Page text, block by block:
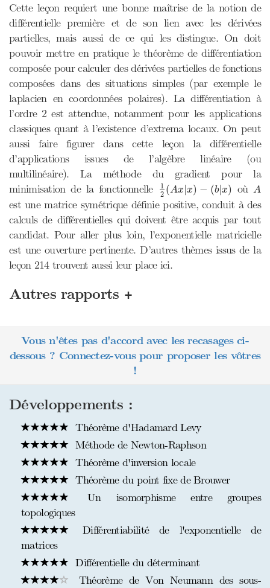
Cette leçon requiert une bonne maîtrise de la notion de
différentielle première et de son lien avec les dérivées
partielles, mais aussi de ce qui les distingue. On doit
pouvoir mettre en pratique le théorème de différentiation
composée pour calculer des dérivées partielles de fonctions
composées dans des situations simples (par exemple le
laplacien en coordonnées polaires). La différentiation à
l’ordre 2 est attendue, notamment pour les applications
classiques quant à l’existence d’extrema locaux. On peut
aussi faire figurer dans cette leçon la différentielle
d’applications issues de l’algèbre linéaire (ou
multilinéaire). La méthode du gradient pour la
minimisation de la fonctionnelle
1
2 (Ax |x) − (b|x)
1 2( A x x b |x ) oùA
A
est une matrice symétrique définie positive, conduit à des
calculs de différentielles qui doivent être acquis par tout
candidat. Pour aller plus loin, l’exponentielle matricielle
est une ouverture pertinente. D’autres thèmes issus de la
leçon 214 trouvent aussi leur place ici.
Autres rapports +
Vous n'êtes pas d'accord avec les recasages ci-
dessous ? Connectez-vous pour proposer les vôtres
!
Développements :
Théorème d'Hadamard Levy
Méthode de Newton-Raphson
Théorème d'inversion locale
Théorème du point fixe de Brouwer
Un isomorphisme entre groupes
topologiques
Différentiabilité de l'exponentielle de
matrices
Différentielle du déterminant
Théorème de Von Neumann des sous-